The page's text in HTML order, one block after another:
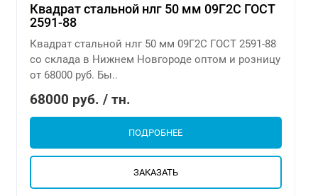
Квадрат стальной нлг 50 мм 09Г2С ГОСТ
2591-88
Квадрат стальной нлг 50 мм 09Г2С ГОСТ 2591-88
со склада в Нижнем Новгороде оптом и розницу
от 68000 руб. Бы..
68000 руб. / тн.
ПОДРОБНЕЕ
ЗАКАЗАТЬ